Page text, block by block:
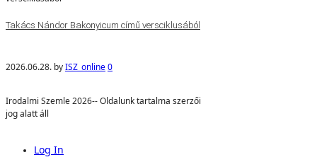
Takács Nándor Bakonyicum című versciklusából
2026.06.28. byISZ_online0
Irodalmi Szemle 2026-- Oldalunk tartalma szerzői
jog alatt áll
Log In